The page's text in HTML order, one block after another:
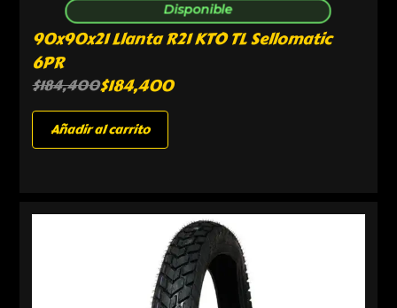
Disponible
90x90x21 Llanta R21 KTO TL Sellomatic
6PR
$184,400$184,400
Añadir al carrito